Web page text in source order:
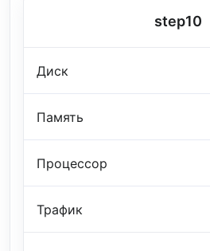
step10
Диск
Память
Процессор
Трафик